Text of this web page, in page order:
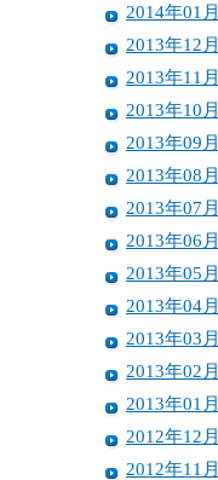
2014年01月
2013年12月
2013年11月
2013年10月
2013年09月
2013年08月
2013年07月
2013年06月
2013年05月
2013年04月
2013年03月
2013年02月
2013年01月
2012年12月
2012年11月